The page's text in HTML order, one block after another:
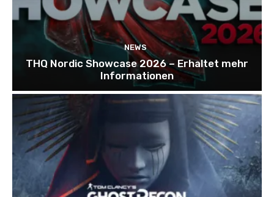
NEWS
THQ Nordic Showcase 2026 – Erhaltet mehr
Informationen